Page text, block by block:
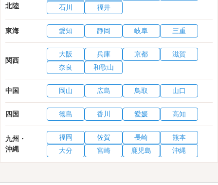
北陸
石川
福井
東海 愛知 静岡 岐阜 三重
関西
大阪 兵庫 京都
滋賀
奈良
和歌山
中国 岡山 広島 鳥取 山口
四国 徳島 香川 愛媛 高知
九州・
沖縄
福岡 佐賀 長崎
熊本
大分
宮崎 鹿児島 沖縄